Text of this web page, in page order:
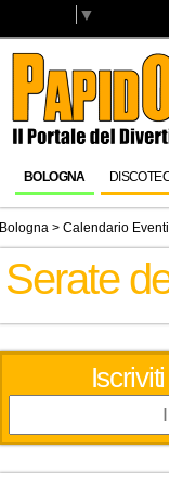
▼
BOLOGNA
Bologna > Calendario Eventi
Serate